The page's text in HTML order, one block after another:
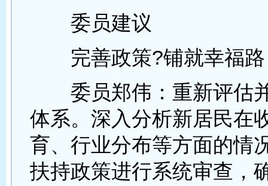
委员建议
完善政策?铺就幸福路
委员郑伟：重新评估
体系。深入分析新居民在
育、行业分布等方面的情
扶持政策进行系统审查，